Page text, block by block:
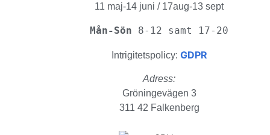
11 maj-14 juni / 17aug-13 sept
Mån-Sön 8-12 samt 17-20
Intrigitetspolicy: GDPR
Adress:
Gröningevägen 3
311 42 Falkenberg